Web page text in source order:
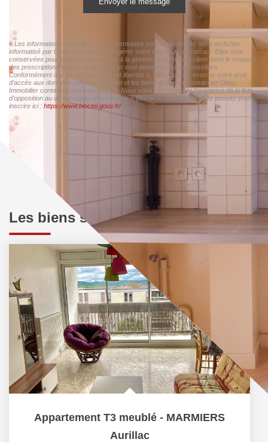
« Les informations recueillies sur ce formulaire sont enregistrées dans un fichier
informatisé par Okey Immobilier pour gérer votre demande de contact. Elles sont
conservées pour la durée nécessaire à la gestion de la relation client dans le respect
des prescriptions légales applicables et sont destinées à nos conseillers
Conformément à la loi « informatique et libertés », vous pouvez exercer votre droit
d'accès aux données vous concernant et les faire rectifier en contactant Okey
Immobilier contact@okeyimmobilier.fr. Nous vous informons de l'existence de la liste
d'opposition au démarchage téléphonique « Bloctel », sur laquelle vous pouvez vous
inscrire ici : https://www.bloctel.gouv.fr/»
Les biens similaires
Appartement T3 meublé - MARMIERS
Aurillac